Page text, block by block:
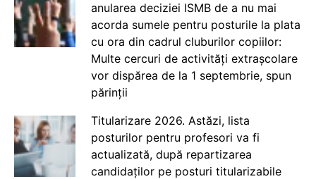
anularea deciziei ISMB de a nu mai
acorda sumele pentru posturile la plata
cu ora din cadrul cluburilor copiilor:
Multe cercuri de activități extrașcolare
vor dispărea de la 1 septembrie, spun
părinții
Titularizare 2026. Astăzi, lista
posturilor pentru profesori va fi
actualizată, după repartizarea
candidaților pe posturi titularizabile